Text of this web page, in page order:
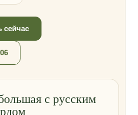
сейчас
с русским